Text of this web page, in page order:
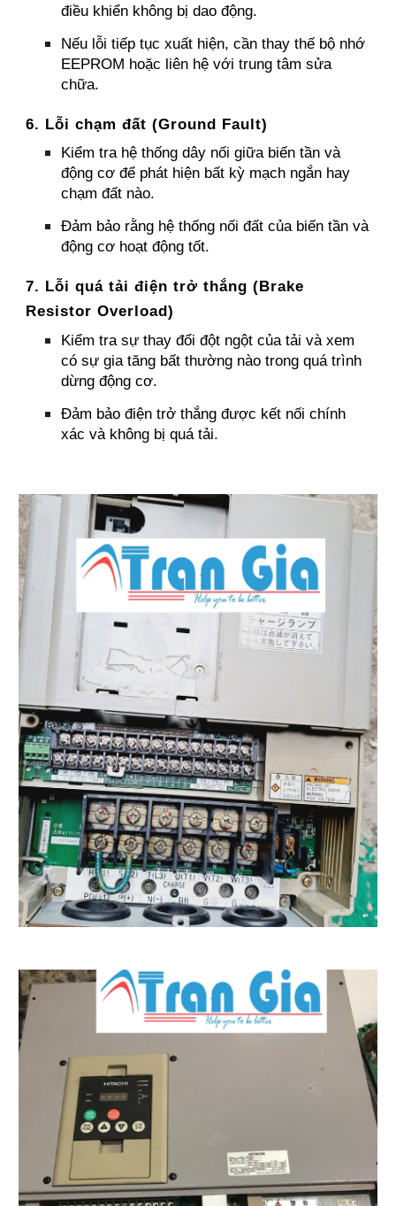
điều khiển không bị dao động.
Nếu lỗi tiếp tục xuất hiện, cần thay thế bộ nhớ
EEPROM hoặc liên hệ với trung tâm sửa
chữa.
6. Lỗi chạm đất (Ground Fault)
Kiểm tra hệ thống dây nối giữa biến tần và
động cơ để phát hiện bất kỳ mạch ngắn hay
chạm đất nào.
Đảm bảo rằng hệ thống nối đất của biến tần và
động cơ hoạt động tốt.
7. Lỗi quá tải điện trở thắng (Brake
Resistor Overload)
Kiểm tra sự thay đổi đột ngột của tải và xem
có sự gia tăng bất thường nào trong quá trình
dừng động cơ.
Đảm bảo điện trở thắng được kết nối chính
xác và không bị quá tải.